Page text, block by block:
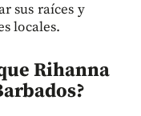
sus raíces y
locales.
Rihanna